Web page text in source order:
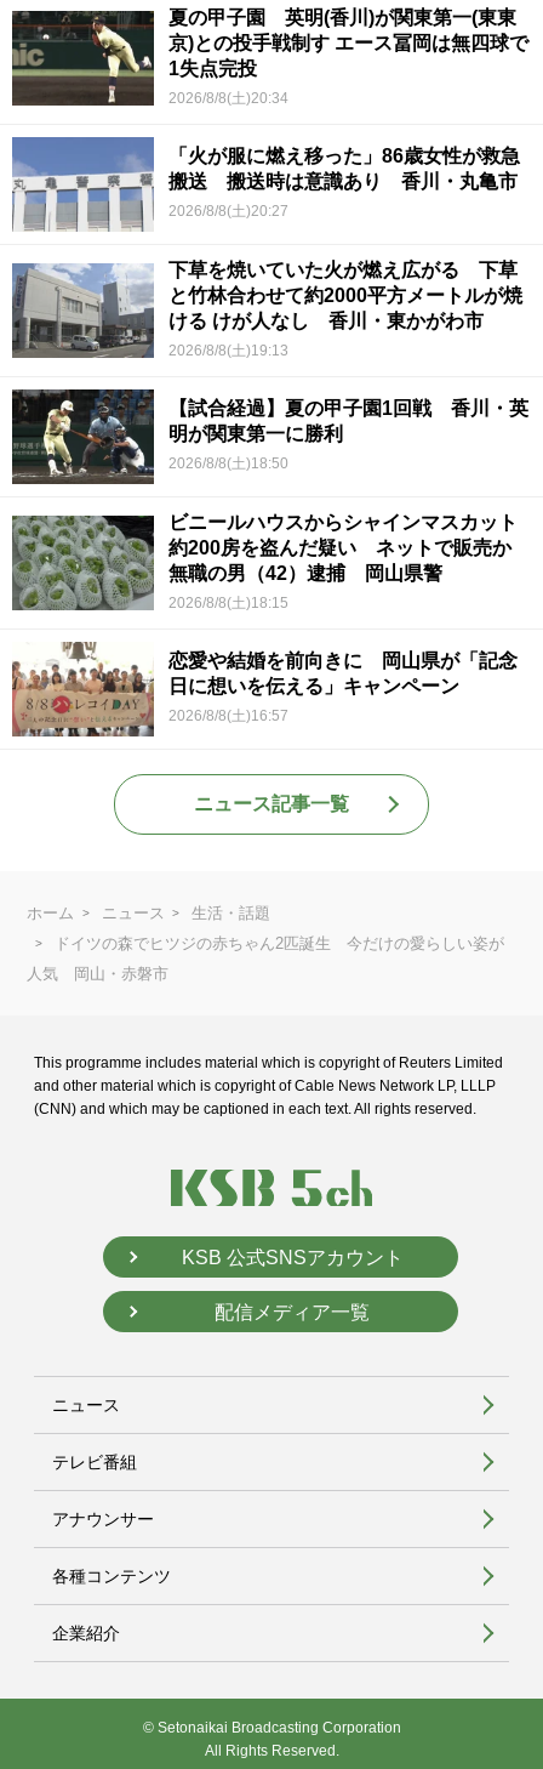
夏の甲子園 英明(香川)が関東第一(東東
京)との投手戦制す エース冨岡は無四球で
1失点完投
2026/8/8(土)20:34
「火が服に燃え移った」86歳女性が救急
搬送 搬送時は意識あり 香川・丸亀市
2026/8/8(土)20:27
下草を焼いていた火が燃え広がる 下草
と竹林合わせて約2000平方メートルが焼
ける けが人なし 香川・東かがわ市
2026/8/8(土)19:13
【試合経過】夏の甲子園1回戦 香川・英
明が関東第一に勝利
2026/8/8(土)18:50
ビニールハウスからシャインマスカット
約200房を盗んだ疑い ネットで販売か
無職の男（42）逮捕 岡山県警
2026/8/8(土)18:15
恋愛や結婚を前向きに 岡山県が「記念
日に想いを伝える」キャンペーン
2026/8/8(土)16:57
ニュース記事一覧
ホーム ニュース
生活・話題
ドイツの森でヒツジの赤ちゃん2匹誕生 今だけの愛らしい姿が
人気 岡山・赤磐市
This programme includes material which is copyright of Reuters Limited
and other material which is copyright of Cable News Network LP, LLLP
(CNN) and which may be captioned in each text. All rights reserved.
KSB 公式SNSアカウント
配信メディア一覧
ニュース
テレビ番組
アナウンサー
各種コンテンツ
企業紹介
© Setonaikai Broadcasting Corporation
All Rights Reserved.